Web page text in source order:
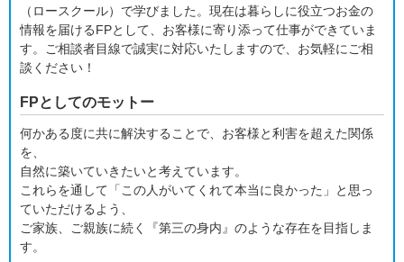
（ロースクール）で学びました。現在は暮らしに役立つお金の
情報を届けるFPとして、お客様に寄り添って仕事ができていま
す。ご相談者目線で誠実に対応いたしますので、お気軽にご相
談ください！
FPとしてのモットー
何かある度に共に解決することで、お客様と利害を超えた関係
を、
自然に築いていきたいと考えています。
これらを通して「この人がいてくれて本当に良かった」と思っ
ていただけるよう、
ご家族、ご親族に続く『第三の身内』のような存在を目指しま
す。